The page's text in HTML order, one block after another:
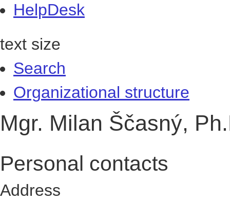
HelpDesk
text size
Search
Organizational structure
Mgr. Milan Ščasný,